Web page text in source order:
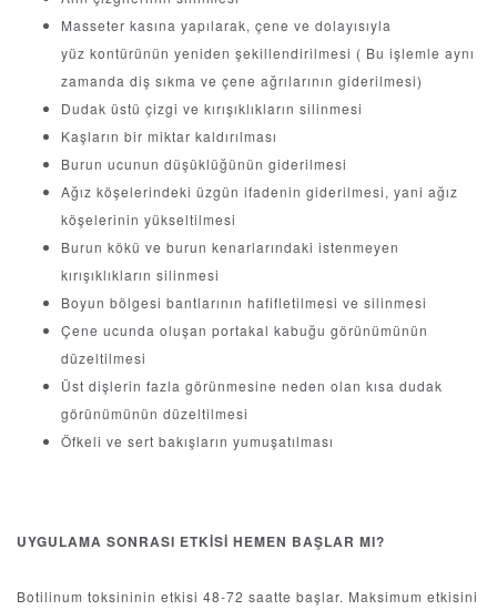
Masseter kasına yapılarak, çene ve dolayısıyla
yüz kontürünün yeniden şekillendirilmesi ( Bu işlemle aynı
zamanda diş sıkma ve çene ağrılarının giderilmesi)
Dudak üstü çizgi ve kırışıklıkların silinmesi
Kaşların bir miktar kaldırılması
Burun ucunun düşüklüğünün giderilmesi
Ağız köşelerindeki üzgün ifadenin giderilmesi, yani ağız
köşelerinin yükseltilmesi
Burun kökü ve burun kenarlarındaki istenmeyen
kırışıklıkların silinmesi
Boyun bölgesi bantlarının hafifletilmesi ve silinmesi
Çene ucunda oluşan portakal kabuğu görünümünün
düzeltilmesi
Üst dişlerin fazla görünmesine neden olan kısa dudak
görünümünün düzeltilmesi
Öfkeli ve sert bakışların yumuşatılması
UYGULAMA SONRASI ETKİSİ HEMEN BAŞLAR MI?
Botilinum toksininin etkisi 48-72 saatte başlar. Maksimum etkisini